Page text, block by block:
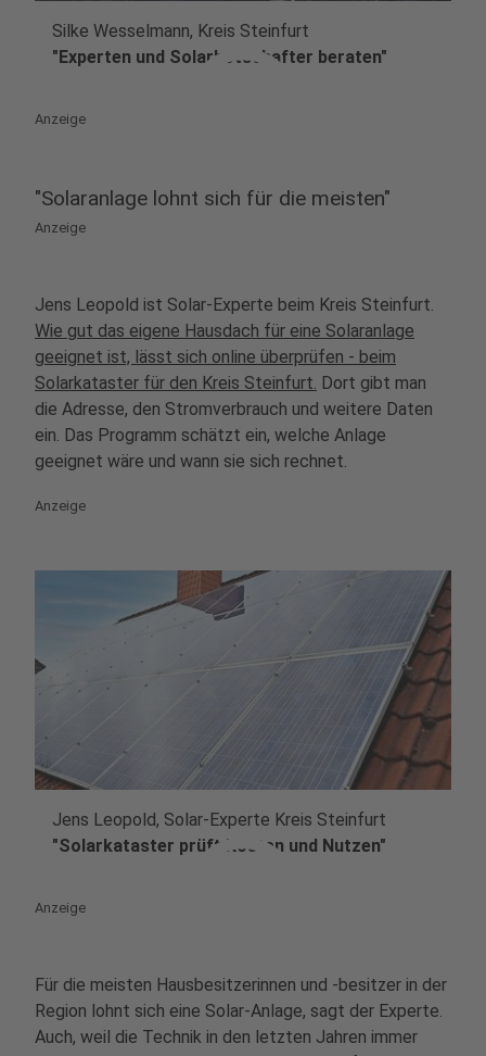
play_circle
Silke Wesselmann, Kreis Steinfurt
"Experten und Solarbotschafter beraten"
Anzeige
"Solaranlage lohnt sich für die meisten"
Anzeige
Jens Leopold ist Solar-Experte beim Kreis Steinfurt.
Wie gut das eigene Hausdach für eine Solaranlage
geeignet ist, lässt sich online überprüfen - beim
Solarkataster für den Kreis Steinfurt. Dort gibt man
die Adresse, den Stromverbrauch und weitere Daten
ein. Das Programm schätzt ein, welche Anlage
geeignet wäre und wann sie sich rechnet.
Anzeige
play_circle
Jens Leopold, Solar-Experte Kreis Steinfurt
"Solarkataster prüft Kosten und Nutzen"
Anzeige
Für die meisten Hausbesitzerinnen und -besitzer in der
Region lohnt sich eine Solar-Anlage, sagt der Experte.
Auch, weil die Technik in den letzten Jahren immer